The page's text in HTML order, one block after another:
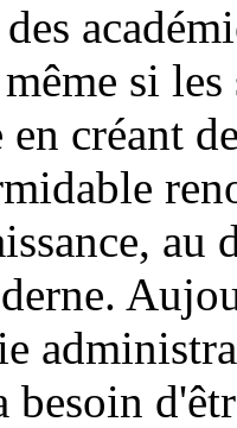
si les
créant
au
besoin